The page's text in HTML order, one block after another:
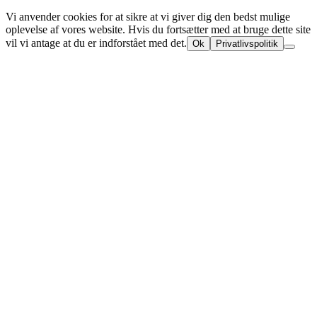
Vi anvender cookies for at sikre at vi giver dig den bedst mulige
oplevelse af vores website. Hvis du fortsætter med at bruge dette site
vil vi antage at du er indforstået med det. Ok Privatlivspolitik